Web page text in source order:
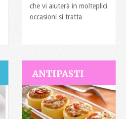
che vi aiuterà in molteplici
occasioni si tratta
ANTIPASTI